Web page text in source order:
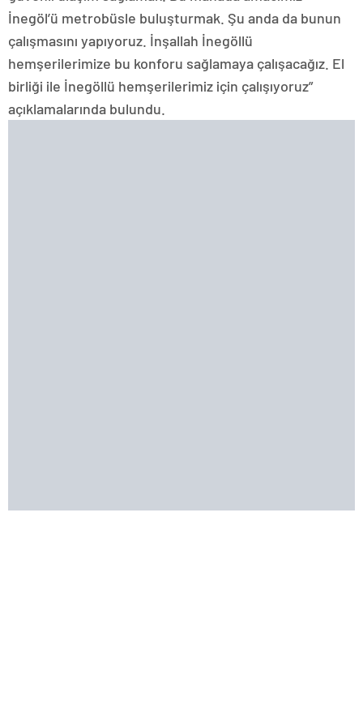
İnegöl’ü metrobüsle buluşturmak. Şu anda da bunun
çalışmasını yapıyoruz. İnşallah İnegöllü
hemşerilerimize bu konforu sağlamaya çalışacağız. El
birliği ile İnegöllü hemşerilerimiz için çalışıyoruz”
açıklamalarında bulundu.